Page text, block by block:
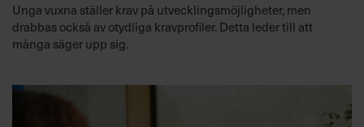
Unga vuxna ställer krav på utvecklingsmöjligheter, men
drabbas också av otydliga kravprofiler. Detta leder till att
många säger upp sig.